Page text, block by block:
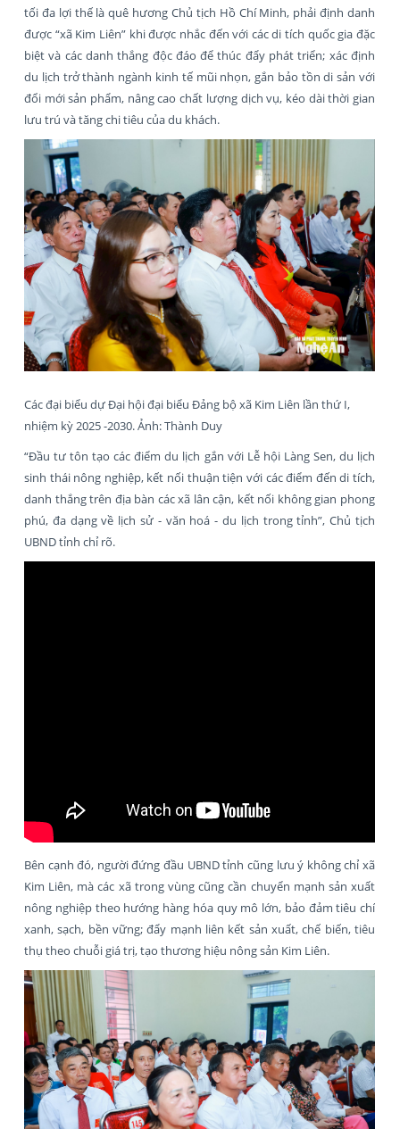
tối đa lợi thế là quê hương Chủ tịch Hồ Chí Minh, phải định danh
được “xã Kim Liên” khi được nhắc đến với các di tích quốc gia đặc
biệt và các danh thắng độc đáo để thúc đẩy phát triển; xác định
du lịch trở thành ngành kinh tế mũi nhọn, gắn bảo tồn di sản với
đổi mới sản phẩm, nâng cao chất lượng dịch vụ, kéo dài thời gian
lưu trú và tăng chi tiêu của du khách.
Các đại biểu dự Đại hội đại biểu Đảng bộ xã Kim Liên lần thứ I,
nhiệm kỳ 2025 -2030. Ảnh: Thành Duy
“Đầu tư tôn tạo các điểm du lịch gắn với Lễ hội Làng Sen, du lịch
sinh thái nông nghiệp, kết nối thuận tiện với các điểm đến di tích,
danh thắng trên địa bàn các xã lân cận, kết nối không gian phong
phú, đa dạng về lịch sử - văn hoá - du lịch trong tỉnh”, Chủ tịch
UBND tỉnh chỉ rõ.
Bên cạnh đó, người đứng đầu UBND tỉnh cũng lưu ý không chỉ xã
Kim Liên, mà các xã trong vùng cũng cần chuyển mạnh sản xuất
nông nghiệp theo hướng hàng hóa quy mô lớn, bảo đảm tiêu chí
xanh, sạch, bền vững; đẩy mạnh liên kết sản xuất, chế biến, tiêu
thụ theo chuỗi giá trị, tạo thương hiệu nông sản Kim Liên.